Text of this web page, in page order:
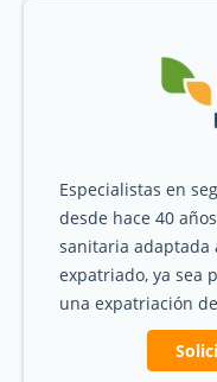
Especialistas en
desde hace 40
sanitaria adaptada
expatriado, ya sea
una expatriación